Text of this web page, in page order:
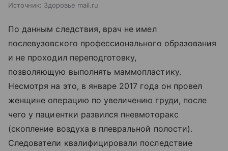
Источник: Здоровье mail.ru
По данным следствия, врач не имел
послевузовского профессионального образования
и не проходил переподготовку,
позволяющую выполнять маммопластику.
Несмотря на это, в январе 2017 года он провел
женщине операцию по увеличению груди, после
чего у пациентки развился пневмоторакс
(скопление воздуха в плевральной полости).
Следователи квалифицировали последствие